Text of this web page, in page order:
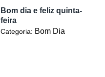
Bom dia e feliz quinta-
feira
Categoria: Bom Dia